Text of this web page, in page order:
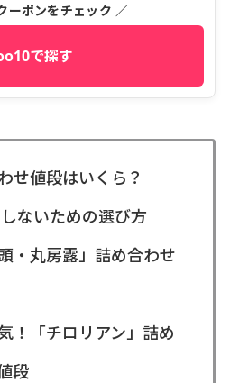
ーポンをチェック ／
で探す
せ値段はいくら？
ないための選び方
・丸房露」詰め合わせ
！「チロリアン」詰め
段